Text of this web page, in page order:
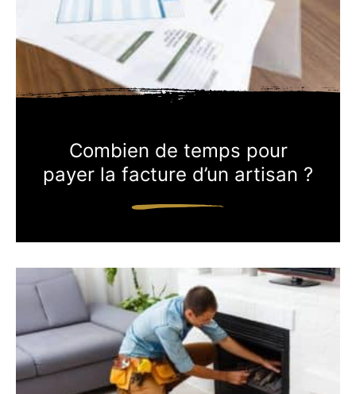
Combien de temps pour
payer la facture d’un artisan ?